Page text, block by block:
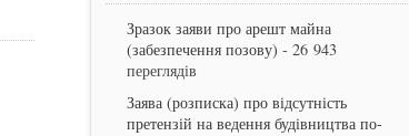
Зразок заяви про арешт майна
(забезпечення позову) - 26 943
переглядів
Заява (розписка) про відсутність
претензій на ведення будівництва по-